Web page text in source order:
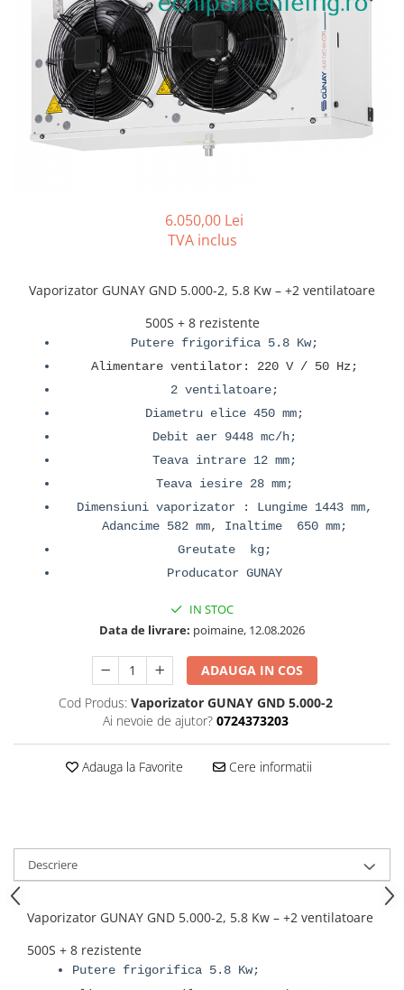
REZISTENTE DIGIVRARE
REZISTENTE SILICONICE
Uleiuri
Ventilatoare
Ventilatoare EbmPapst
Ventilatoare WEIGUANG
Compresoare Cubigel R134a
Compresoare Cubigel R404a
Compresoare Jiaxipera
VAPORIZATOARE LU-VE
6.050,00 Lei
TVA inclus
Vaporizator GUNAY GND 5.000-2, 5.8 Kw – +2 ventilatoare
500S + 8 rezistente
Putere frigorifica 5.8 Kw;
Alimentare ventilator: 220 V / 50 Hz;
2 ventilatoare;
Diametru elice 450 mm;
Debit aer 9448 mc/h;
Teava intrare 12 mm;
Teava iesire 28 mm;
Dimensiuni vaporizator : Lungime 1443 mm,
Adancime 582 mm, Inaltime 650 mm;
Greutate kg;
Producator GUNAY
IN STOC
Data de livrare: poimaine, 12.08.2026
ADAUGA IN COS
Cod Produs: Vaporizator GUNAY GND 5.000-2
Ai nevoie de ajutor? 0724373203
Adauga la Favorite Cere informatii
Descriere
Vaporizator GUNAY GND 5.000-2, 5.8 Kw – +2 ventilatoare
500S + 8 rezistente
Putere frigorifica 5.8 Kw;